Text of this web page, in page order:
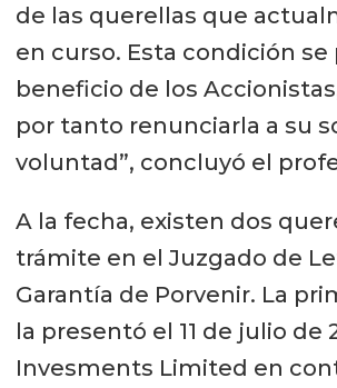
de las querellas que
en curso. Esta condición se
beneficio de los
por tanto renunciarla a su
voluntad”, concluyó el
A la fecha, existen dos
trámite en el Juzgado de
Garantía de Porvenir. La
la presentó el 11 de julio de
Invesments Limited en